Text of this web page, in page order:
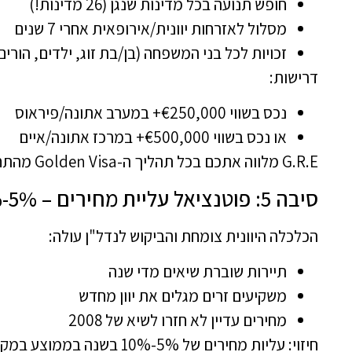
חופש תנועה בכל מדינות שנגן (26 מדינות!)
מסלול לאזרחות יוונית/אירופאית אחרי 7 שנים
זכויות לכל בני המשפחה (בן/בת זוג, ילדים,
דרישות:
נכס בשווי €250,000+ במערב אתונה/פיראוס
או נכס בשווי €500,000+ במרכז אתונה/איים
G.R.E מלווה אתכם בכל תהליך ה-Golden Visa מהתחלה ועד הסוף.
סיבה 5: פוטנציאל עליית מחירים – 5%-10% בשנה
הכלכלה היוונית צומחת והביקוש לנדל"ן עולה:
תיירות שוברת שיאים מדי שנה
משקיעים זרים מגלים את יוון מחדש
מחירים עדיין לא חזרו לשיא של 2008
חיזוי: עליות מחירים של 5%-10% בשנה בממוצע במקומות מבוקשים.